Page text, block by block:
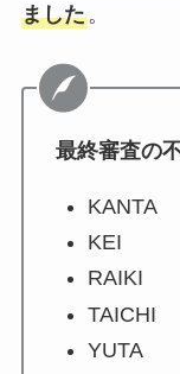
ました。
最終審査の
KANTA
KEI
RAIKI
TAICHI
YUTA